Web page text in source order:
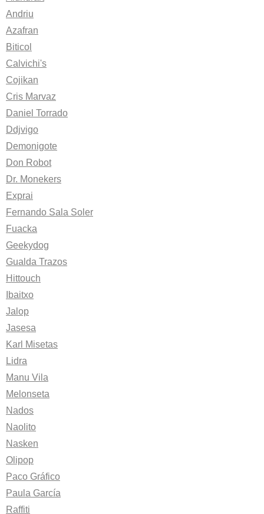
Andriu
Azafran
Biticol
Calvichi's
Cojikan
Cris Marvaz
Daniel Torrado
Ddjvigo
Demonigote
Don Robot
Dr. Monekers
Exprai
Fernando Sala Soler
Fuacka
Geekydog
Gualda Trazos
Hittouch
Ibaitxo
Jalop
Jasesa
Karl Misetas
Lidra
Manu Vila
Melonseta
Nados
Naolito
Nasken
Olipop
Paco Gráfico
Paula García
Raffiti